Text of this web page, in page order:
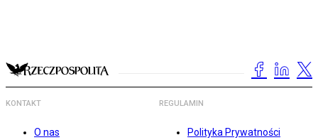
KONTAKT
O nas
REGULAMIN
Polityka Prywatności